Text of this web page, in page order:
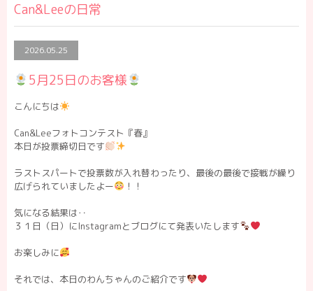
Can&Leeの日常
2026.05.25
5月25日のお客様
こんにちは
Can&Leeフォトコンテスト『春』
本日が投票締切日です
ラストスパートで投票数が入れ替わったり、最後の最後で接戦が繰り
広げられていましたよー
！！
気になる結果は‥
３１日（日）にInstagramとブログにて発表いたします
お楽しみに
それでは、本日のわんちゃんのご紹介です